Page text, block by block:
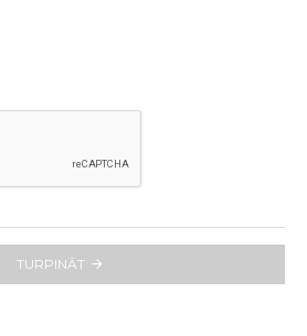
TURPINĀT